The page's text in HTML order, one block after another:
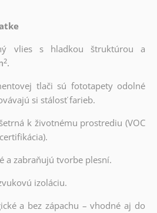
vlies s hladkou štruktúrou a
2.
tlači sú fototapety odolné
si stálosť farieb.
k životnému prostrediu (VOC
a zabraňujú tvorbe plesní.
izoláciu.
a bez zápachu – vhodné aj do